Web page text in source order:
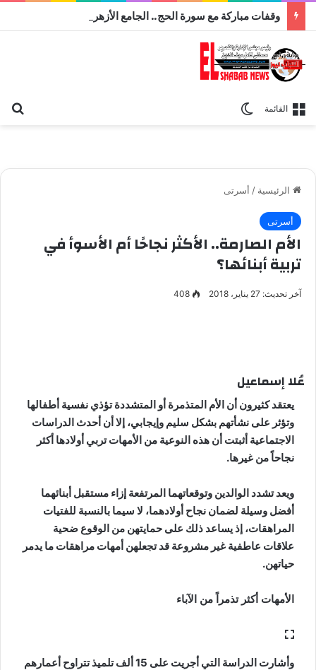
القائمة
الرئيسية / أسرتى
أسرتى
الأم الصارمة.. الأكثر نجاحًا أم الأسوأ في
تربية أبنائها؟
آخر تحديث: 27 يناير، 2018 408
عُلا إسماعيل
يعتقد كثيرون أن الأم المتذمرة أو المتشددة تؤذي نفسية أطفالها
وتؤثر على نشأتهم بشكل سليم وإيجابي، إلا أن أحدث الدراسات
الاجتماعية أثبتت أن هذه النوعية من الأمهات تربي أولادها أكثر
نجاحاً من غيرها.
ويعد تشدد الوالدين وتوقعاتهما المرتفعة إزاء مستقبل أبنائهما
أفضل وسيلة لضمان نجاح أولادهما، لا سيما بالنسبة للفتيات
المراهقات، إذ يساعد ذلك على حمايتهن من الوقوع ضحية
علاقات عاطفية غير مشروعة قد تجعلهن أمهات مراهقات ما يدمر
حياتهن.
الأمهات أكثر تذمراً من الآباء
وأشارت الدراسة التي أجريت على 15 ألف تلميذ تتراوح أعمارهم